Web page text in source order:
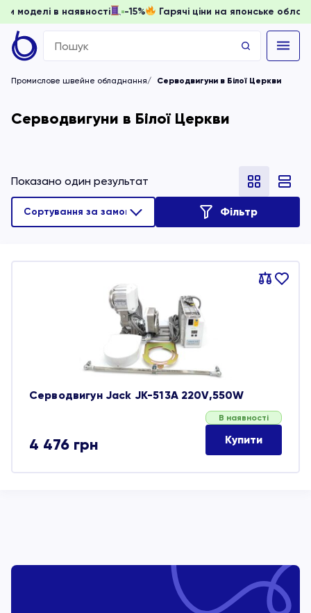
доки моделі в наявності -15% Гарячі ціни на японське
Search
for:
Промислове швейне обладнання Серводвигуни в Білої Церкви
Серводвигуни в Білої Церкви
Показано один результат
Фільтр
Порівняти
В
Серводвигун Jack JK-513A 220V,550W
4 476 грн
В наявності
Купити